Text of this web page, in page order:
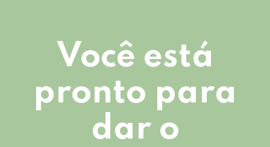
Você está
pronto para
dar o